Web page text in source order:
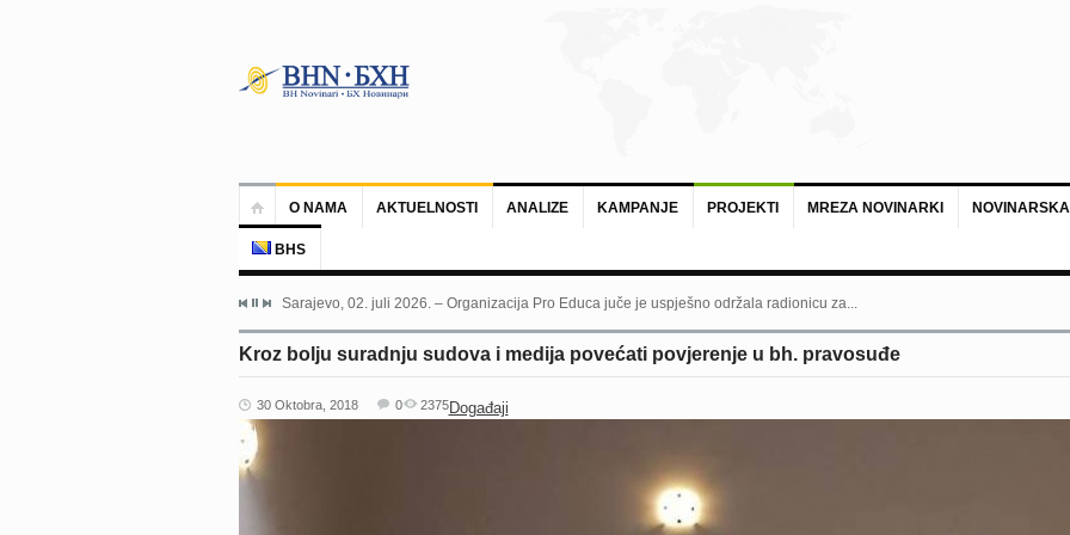
O NAMA AKTUELNOSTI ANALIZE KAMPANJE PROJEKTI MREZA NOVINARKI
BHS
Sarajevo, 02. juli 2026. – Organizacija Pro Educa juče je uspješno održala radionicu za...
Kroz bolju suradnju sudova i medija povećati povjerenje u bh. pravosuđe
30 Oktobra, 2018 Događaji
0 2375